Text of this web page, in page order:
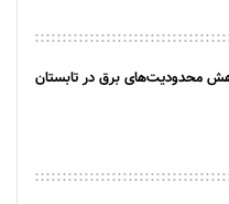
محدودیت‌های برق در تابستان